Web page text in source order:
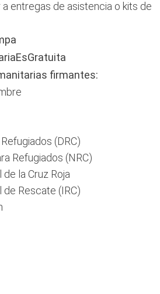
entregas de asistencia o kits de
firmantes:
(DRC)
Refugiados (NRC)
la Cruz Roja
Rescate (IRC)